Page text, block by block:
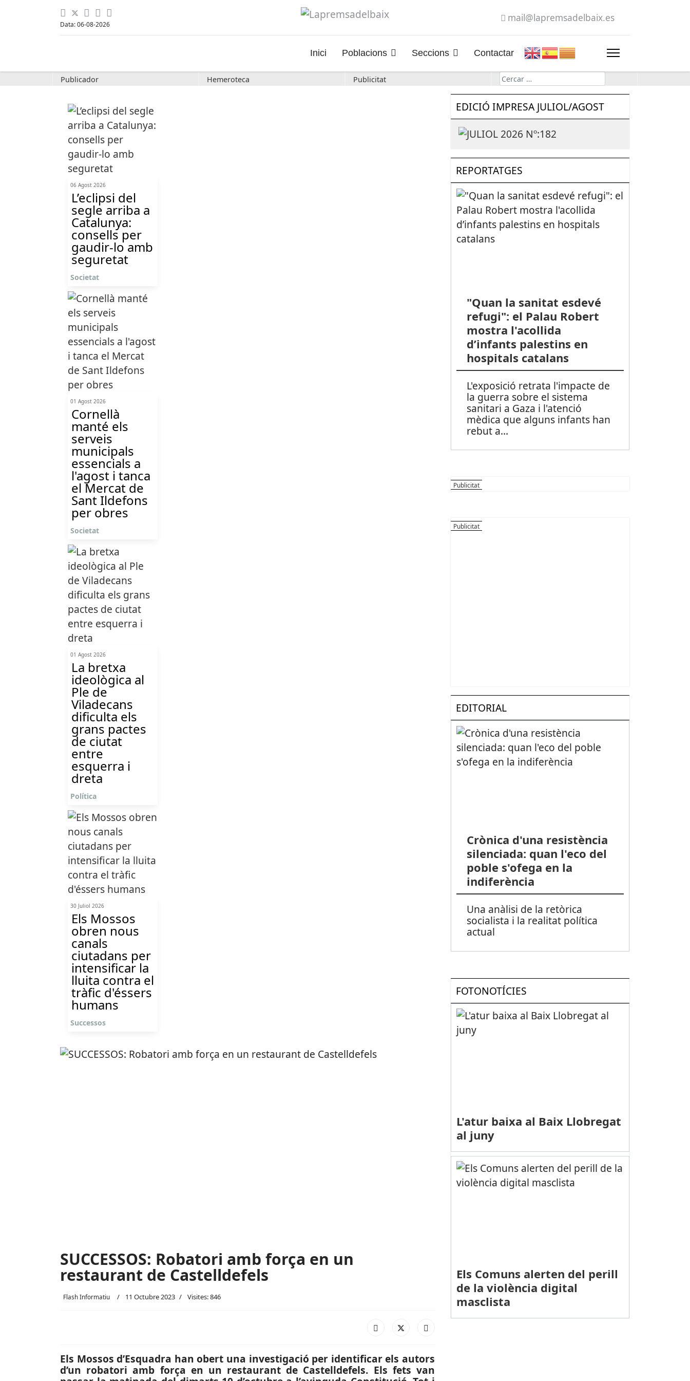
Data: 06-08-2026
mail@lapremsadelbaix.es
Inici Poblacions Seccions Contactar
Publicador Hemeroteca Publicitat Cerca
06 Agost 2026
L’eclipsi del
segle arriba a
Catalunya:
consells per
gaudir-lo amb
seguretat
Societat
01 Agost 2026
Cornellà
manté els
serveis
municipals
essencials a
l'agost i tanca
el Mercat de
Sant Ildefons
per obres
Societat
01 Agost 2026
La bretxa
ideològica al
Ple de
Viladecans
dificulta els
grans pactes
de ciutat
entre
esquerra i
dreta
Política
30 Juliol 2026
Els Mossos
obren nous
canals
ciutadans per
intensificar la
lluita contra el
tràfic d'éssers
humans
Successos
SUCCESSOS: Robatori amb força en un
restaurant de Castelldefels
Flash Informatiu 11 Octubre 2023 Visites: 846
Els Mossos d’Esquadra han obert una investigació per identificar els autors
d’un robatori amb força en un restaurant de Castelldefels. Els fets van
EDICIÓ IMPRESA JULIOL/AGOST
REPORTATGES
"Quan la sanitat esdevé
refugi": el Palau Robert
mostra l'acollida
d’infants palestins en
hospitals catalans
L'exposició retrata l'impacte de
la guerra sobre el sistema
sanitari a Gaza i l'atenció
mèdica que alguns infants han
rebut a...
EDITORIAL
Crònica d'una resistència
silenciada: quan l'eco del
poble s'ofega en la
indiferència
Una anàlisi de la retòrica
socialista i la realitat política
actual
FOTONOTÍCIES
L'atur baixa al Baix Llobregat
al juny
Els Comuns alerten del perill
de la violència digital
masclista